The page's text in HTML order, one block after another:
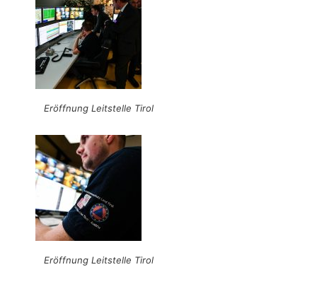
Eröffnung Leitstelle Tirol
Eröffnung Leitstelle Tirol